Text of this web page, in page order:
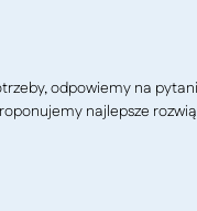
odpowiemy na
najlepsze